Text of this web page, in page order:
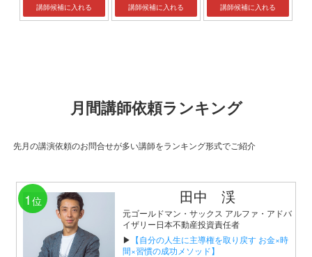
講師候補に入れる 講師候補に入れる 講師候補に入れる
月間講師依頼ランキング
先月の講演依頼のお問合せが多い講師をランキング形式でご紹介
1 位 田中 渓
元ゴールドマン・サックス アルファ・アドバ
イザリー日本不動産投資責任者
▶ 【自分の人生に主導権を取り戻す お金×時
間×習慣の成功メソッド】